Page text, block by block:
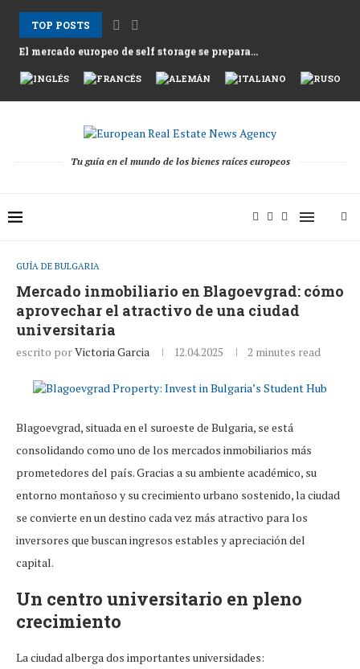
TOP POSTS
El mercado europeo de self storage se prepara...
Los alquileres en Atenas suben mientras Grecia afronta...
Nemo Garden Una granja submarina que desafía la...
Bruselas busca desbloquear 10 billones de euros en...
Greystar Impulsa la Expansión Estratégica del Build to...
Las principales ciudades apuntan a las segundas viviendas...
Activos hoteleros tras la temporada 2025 mientras los...
El cambio estructural detrás de la recuperación de...
Tu guía en el mundo de los bienes raíces europeos
GUÍA DE BULGARIA
Mercado inmobiliario en Blagoevgrad: cómo
aprovechar el atractivo de una ciudad
universitaria
escrito porVictoria Garcia 12.04.2025 2 minutes read
Blagoevgrad, situada en el suroeste de Bulgaria, se está
consolidando como uno de los mercados inmobiliarios más
prometedores del país. Gracias a su ambiente académico, su
entorno montañoso y su crecimiento urbano sostenido, la ciudad
se convierte en un destino cada vez más atractivo para los
inversores que buscan ingresos estables y apreciación del
capital.
Un centro universitario en pleno
crecimiento
La ciudad alberga dos importantes universidades: